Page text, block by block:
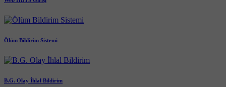
Ölüm Bildirim Sistemi
B.G. Olay İhlal Bildirim